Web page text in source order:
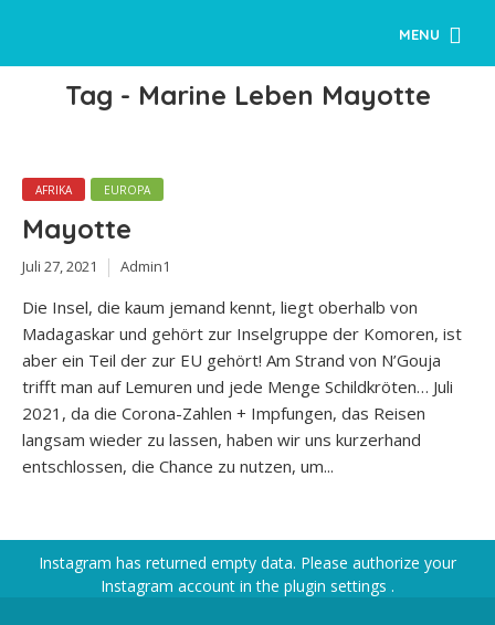
MENU
Tag - Marine Leben Mayotte
AFRIKA EUROPA
Mayotte
Juli 27, 2021 Admin1
Die Insel, die kaum jemand kennt, liegt oberhalb von
Madagaskar und gehört zur Inselgruppe der Komoren, ist
aber ein Teil der zur EU gehört! Am Strand von N’Gouja
trifft man auf Lemuren und jede Menge Schildkröten… Juli
2021, da die Corona-Zahlen + Impfungen, das Reisen
langsam wieder zu lassen, haben wir uns kurzerhand
entschlossen, die Chance zu nutzen, um...
Instagram has returned empty data. Please authorize your
Instagram account in the plugin settings .